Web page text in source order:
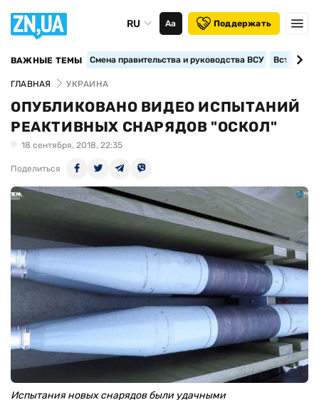
RU Аа Поддержать
ВАЖНЫЕ ТЕМЫ Смена правительства и руководства ВСУ
ГЛАВНАЯ УКРАИНА
ОПУБЛИКОВАНО ВИДЕО ИСПЫТАНИЙ
РЕАКТИВНЫХ СНАРЯДОВ "ОСКОЛ"
18 сентября, 2018, 22:35
Поделиться
Испытания новых снарядов были удачными